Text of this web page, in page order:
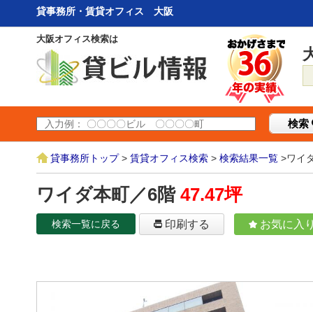
貸事務所・賃貸オフィス 大阪
大阪オフィス検索は
検索
貸事務所トップ> 賃貸オフィス検索 > 検索結果一覧 >ワイ
ワイダ本町／6階 47.47坪
検索一覧に戻る 印刷する お気に入